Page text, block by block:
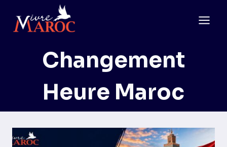
contenu
Changement
Heure Maroc